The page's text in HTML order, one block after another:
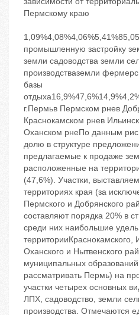
Пермскому краю
промышленную застройку
земли садоводства земли
производстваземли
базы
г.Пермьв Пермском рнев
Краснокамском рнев
Оханском рнеПо данным
долю в структуре
предлагаемые к продаже
расположенные на
(47,6%). Участки,
территориях края (за
Пермского и Добрянского
составляют порядка 20% в
среди них наибольшие
территорииКраснокамского,
Оханского и Нытвенского
муниципальных
рассматривать Пермь) на
участки четырех основных
ЛПХ, садоводство, земли
производства. Отмечаются